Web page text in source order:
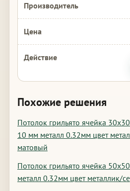
Похожие решения
Потолок грильято ячейка
10 мм металл 0.32мм цвет
матовый
Потолок грильято ячейка
металл 0.32мм цвет металлик/